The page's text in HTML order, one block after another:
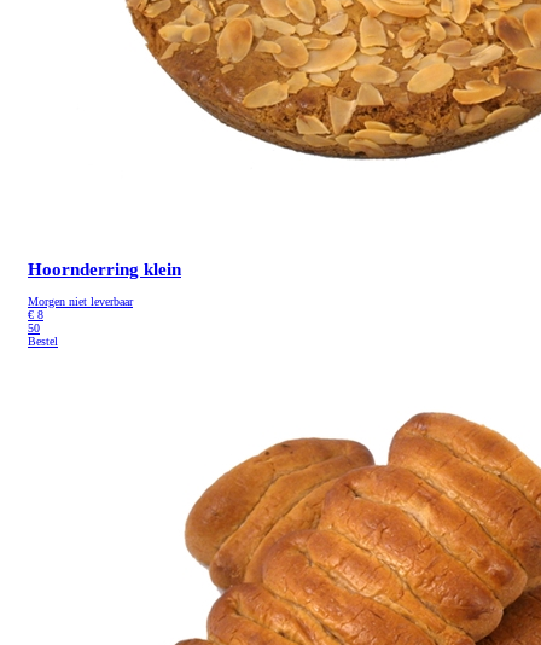
Hoornderring klein
Morgen niet leverbaar
€ 8
50
Bestel